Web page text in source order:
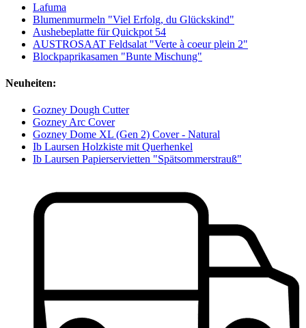
Lafuma
Blumenmurmeln "Viel Erfolg, du Glückskind"
Aushebeplatte für Quickpot 54
AUSTROSAAT Feldsalat "Verte à coeur plein 2"
Blockpaprikasamen "Bunte Mischung"
Neuheiten:
Gozney Dough Cutter
Gozney Arc Cover
Gozney Dome XL (Gen 2) Cover - Natural
Ib Laursen Holzkiste mit Querhenkel
Ib Laursen Papierservietten "Spätsommerstrauß"